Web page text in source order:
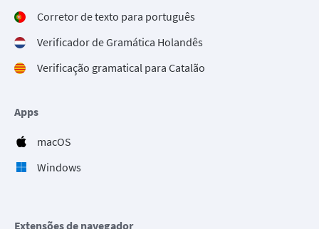
Corretor de texto para português
Verificador de Gramática Holandês
Verificação gramatical para Catalão
Apps
macOS
Windows
Extensões de navegador